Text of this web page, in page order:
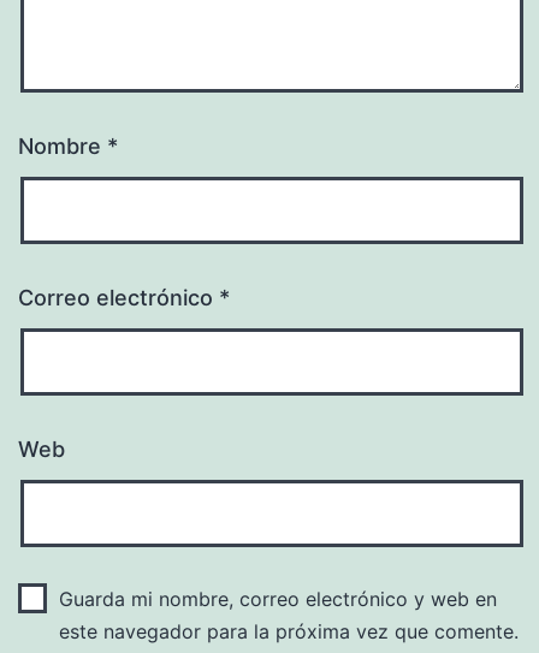
Nombre *
Correo electrónico *
Web
Guarda mi nombre, correo electrónico y web en
este navegador para la próxima vez que comente.